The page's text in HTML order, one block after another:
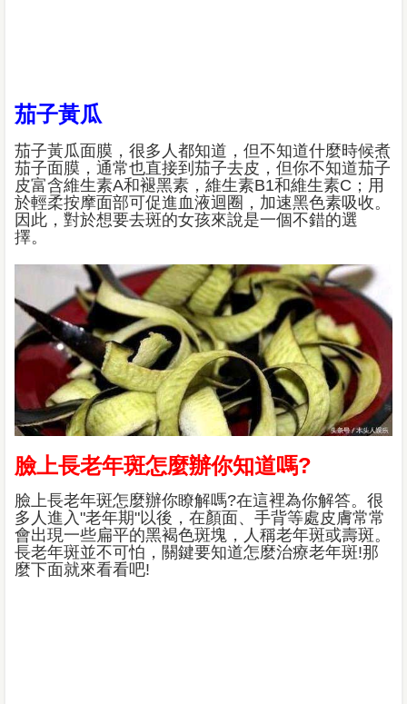
茄子黃瓜
茄子黃瓜面膜，很多人都知道，但不知道什麼時候煮
茄子面膜，通常也直接到茄子去皮，但你不知道茄子
皮富含維生素A和褪黑素，維生素B1和維生素C；用
於輕柔按摩面部可促進血液迴圈，加速黑色素吸收。
因此，對於想要去斑的女孩來說是一個不錯的選
擇。
臉上長老年斑怎麼辦你知道嗎?
臉上長老年斑怎麼辦你瞭解嗎?在這裡為你解答。很
多人進入"老年期"以後，在顏面、手背等處皮膚常常
會出現一些扁平的黑褐色斑塊，人稱老年斑或壽斑。
長老年斑並不可怕，關鍵要知道怎麼治療老年斑!那
麼下面就來看看吧!